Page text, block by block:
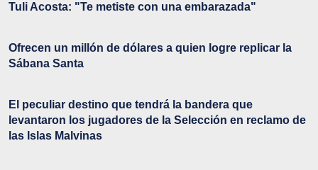
Tuli Acosta: "Te metiste con una embarazada"
Ofrecen un millón de dólares a quien logre replicar la
Sábana Santa
El peculiar destino que tendrá la bandera que
levantaron los jugadores de la Selección en reclamo de
las Islas Malvinas